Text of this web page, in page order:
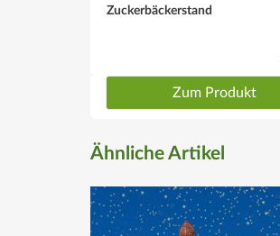
Zuckerbäckerstand
Zum Produkt
Ähnliche Artikel